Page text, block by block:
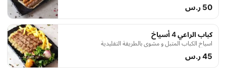
50 ر.س
كباب الراعي 4 أسياخ
اسياخ الكباب المتبل و مشوي بالطريقة التقليدية
45 ر.س